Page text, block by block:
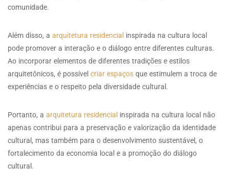
comunidade.
Além disso, a arquitetura residencial inspirada na cultura local
pode promover a interação e o diálogo entre diferentes culturas.
Ao incorporar elementos de diferentes tradições e estilos
arquitetônicos, é possível criar espaços que estimulem a troca de
experiências e o respeito pela diversidade cultural.
Portanto, a arquitetura residencial inspirada na cultura local não
apenas contribui para a preservação e valorização da identidade
cultural, mas também para o desenvolvimento sustentável, o
fortalecimento da economia local e a promoção do diálogo
cultural.